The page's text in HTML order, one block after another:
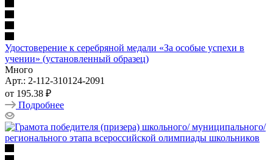
Удостоверение к серебряной медали «За особые успехи в
учении» (установленный образец)
Много
Арт.: 2-112-310124-2091
от 195.38 ₽
Подробнее